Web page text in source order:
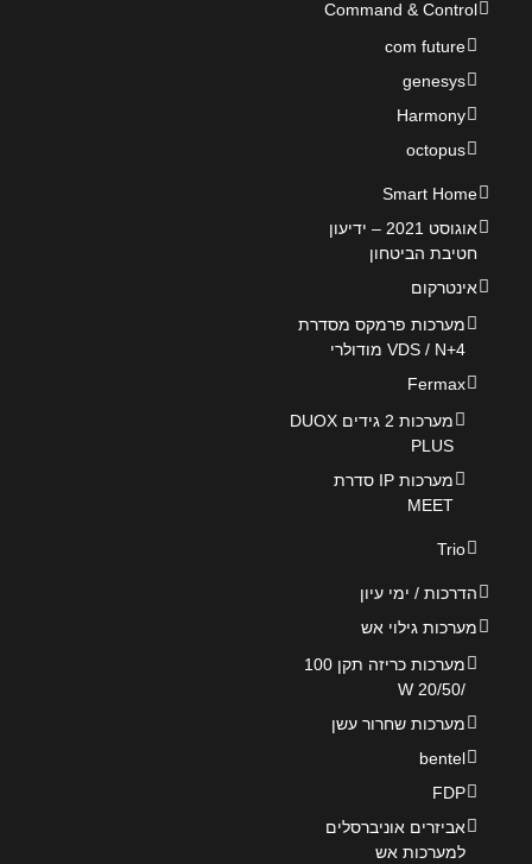
Command & Control
com future
genesys
Harmony
octopus
Smart Home
אוגוסט 2021 – ידיעון
חטיבת הביטחון
אינטרקום
מערכות פרמקס מסדרת
VDS / N+4 מודולרי
Fermax
מערכות 2 גידים DUOX
PLUS
מערכות IP סדרת
MEET
Trio
הדרכות / ימי עיון
מערכות גילוי אש
מערכות כריזה תקן 100
/20/50 W
מערכות שחרור עשן
bentel
FDP
אביזרים אוניברסלים
למערכות אש